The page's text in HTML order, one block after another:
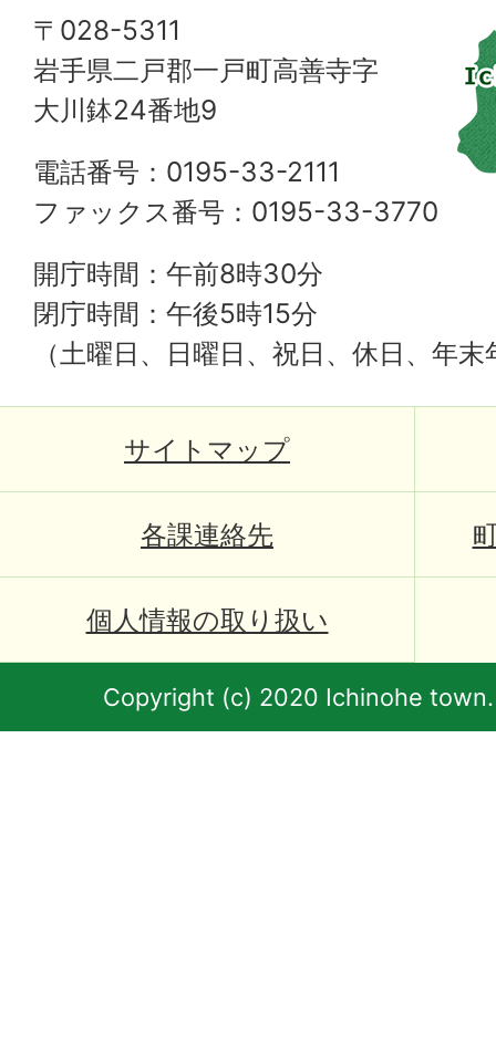
〒028-5311
岩手県二戸郡一戸町高善寺字
大川鉢24番地9
電話番号：0195-33-2111
ファックス番号：0195-33-3770
開庁時間：午前8時30分
閉庁時間：午後5時15分
（土曜日、日曜日、祝日、休日、年
サイトマップ
各課連絡先
個人情報の取り扱い
Copyright (c) 2020 Ichinohe